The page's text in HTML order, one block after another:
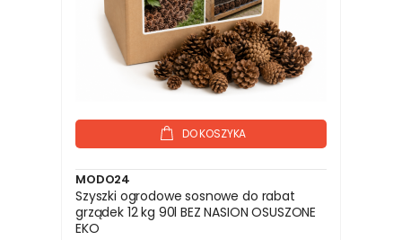
DO KOSZYKA
MODO24
Szyszki ogrodowe sosnowe do rabat
grządek 12 kg 90l BEZ NASION OSUSZONE
EKO